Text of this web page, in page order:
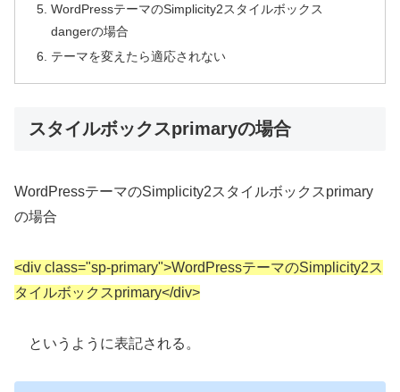
WordPressテーマのSimplicity2スタイルボックス
dangerの場合
テーマを変えたら適応されない
スタイルボックスprimaryの場合
WordPressテーマのSimplicity2スタイルボックスprimary
の場合
<div class="sp-primary">WordPressテーマのSimplicity2ス
タイルボックスprimary</div>
というように表記される。